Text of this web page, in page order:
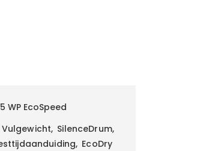
WP EcoSpeed
SilenceDrum,
EcoDry